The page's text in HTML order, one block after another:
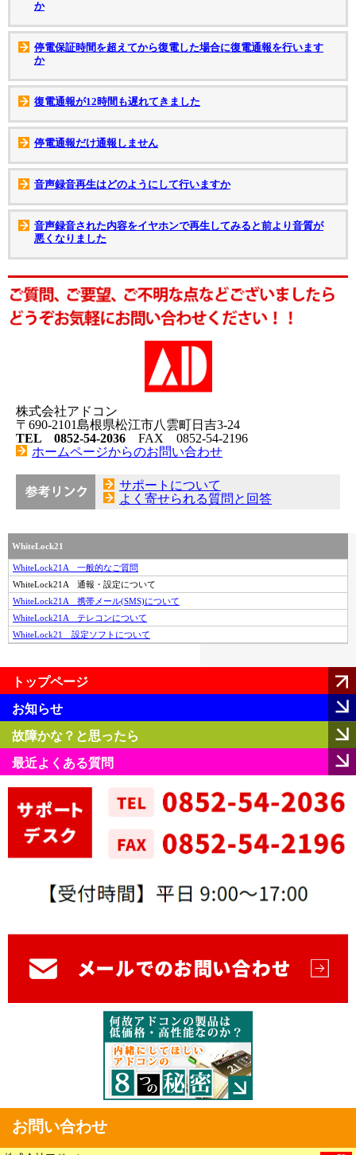
か
停電保証時間を超えてから復電した場合に復電通報を行います
か
復電通報が12時間も遅れてきました
停電通報だけ通報しません
音声録音再生はどのようにして行いますか
音声録音された内容をイヤホンで再生してみると前より音質が
悪くなりました
株式会社アドコン
〒690-2101島根県松江市八雲町日吉3-24
TEL 0852-54-2036 FAX 0852-54-2196
ホームページからのお問い合わせ
サポートについて
よく寄せられる質問と回答
WhiteLock21
WhiteLock21A 一般的なご質問
WhiteLock21A 通報・設定について
WhiteLock21A 携帯メール(SMS)について
WhiteLock21A テレコンについて
WhiteLock21 設定ソフトについて
トップページ
お知らせ
故障かな？と思ったら
最近よくある質問
お問い合わせ